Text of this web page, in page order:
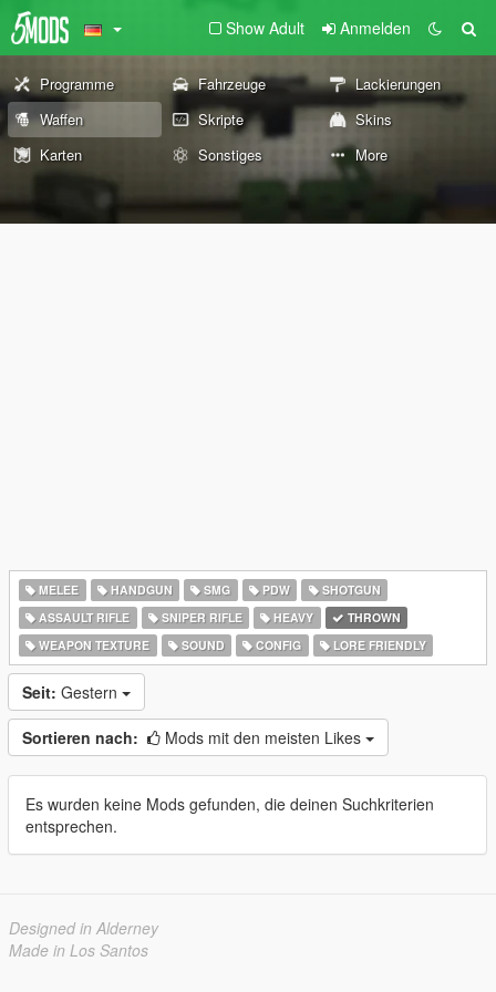
Show Adult Anmelden
Programme Fahrzeuge
Lackierungen
Waffen
Skripte
Skins
Karten
Sonstiges More
MELEE HANDGUN SMG PDW
SHOTGUN
ASSAULT RIFLE
SNIPER RIFLE HEAVY
THROWN
WEAPON TEXTURE
SOUND CONFIG LORE FRIENDLY
Seit: Gestern
Sortieren nach: Mods mit den meisten Likes
Es wurden keine Mods gefunden, die deinen Suchkriterien
entsprechen.
Designed in Alderney
Made in Los Santos